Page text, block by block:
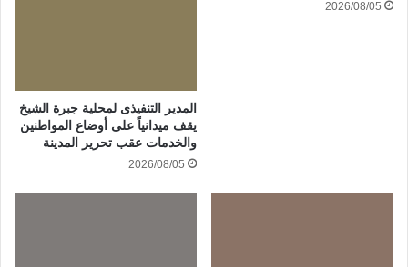
2026/08/05
المدير التنفيذى لمحلية جبرة الشيخ
يقف ميدانياً على أوضاع المواطنين
والخدمات عقب تحرير المدينة
2026/08/05